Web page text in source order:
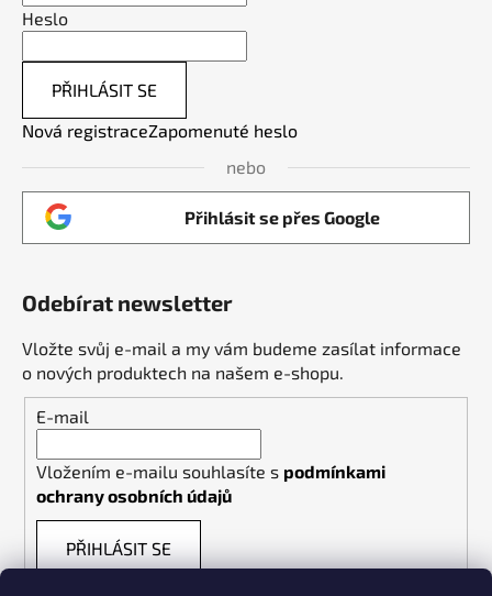
Heslo
PŘIHLÁSIT SE
Nová registraceZapomenuté heslo
nebo
Přihlásit se přes Google
Odebírat newsletter
Vložte svůj e-mail a my vám budeme zasílat informace
o nových produktech na našem e-shopu.
E-mail
Vložením e-mailu souhlasíte s podmínkami
ochrany osobních údajů
PŘIHLÁSIT SE